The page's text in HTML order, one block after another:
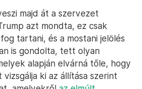
majd át a szervezet
azt mondta, ez csak
tartani, és a mostani jelölés
is gondolta, tett olyan
alapján elvárná tőle, hogy
ki az állítása szerint